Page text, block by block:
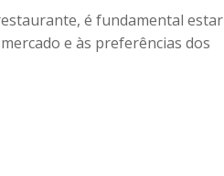
é fundamental estar
e às preferências dos